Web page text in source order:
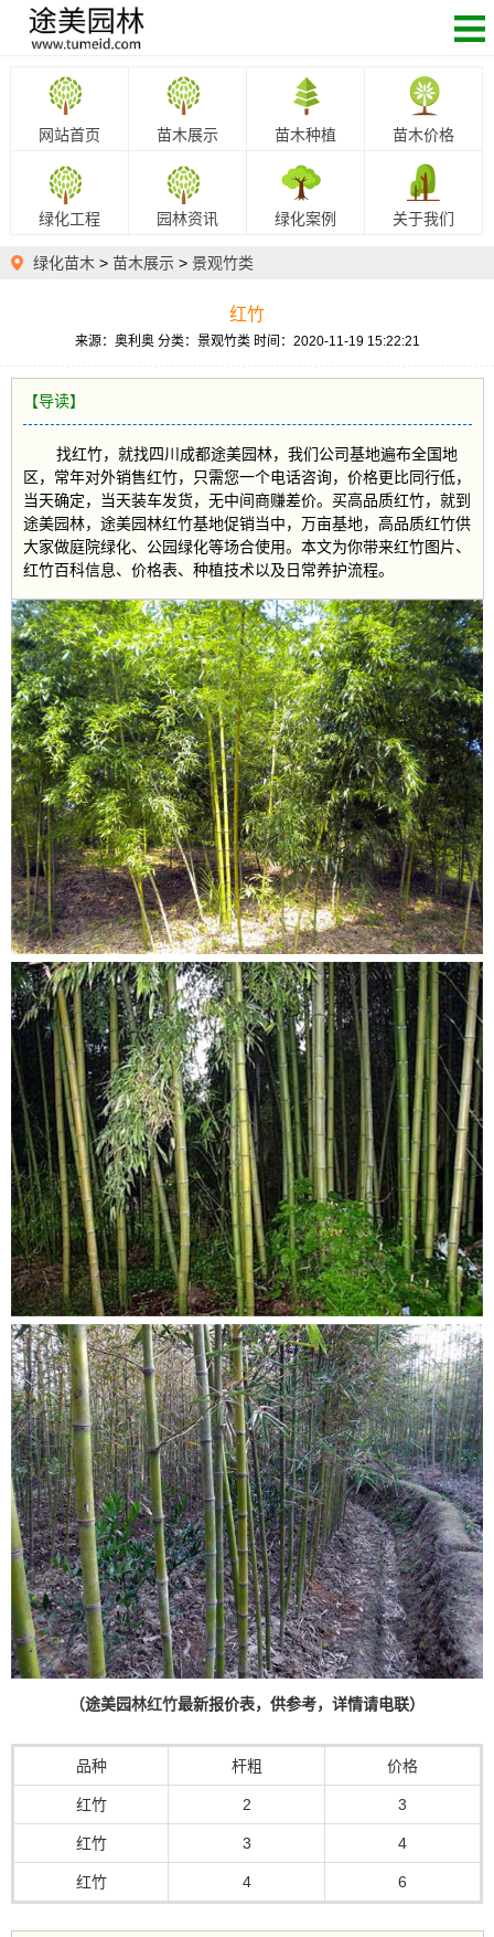
网站首页 苗木展示 苗木种植 苗木价格
绿化工程 园林资讯 绿化案例 关于我们
绿化苗木 > 苗木展示 > 景观竹类
红竹
来源：奥利奥 分类：景观竹类 时间：2020-11-19 15:22:21
【导读】
找红竹，就找四川成都途美园林，我们公司基地遍布全国地
区，常年对外销售红竹，只需您一个电话咨询，价格更比同行低，
当天确定，当天装车发货，无中间商赚差价。买高品质红竹，就到
途美园林，途美园林红竹基地促销当中，万亩基地，高品质红竹供
大家做庭院绿化、公园绿化等场合使用。本文为你带来红竹图片、
红竹百科信息、价格表、种植技术以及日常养护流程。
（途美园林红竹最新报价表，供参考，详情请电联）
品种 杆粗 价格
红竹 2 3
红竹 3 4
红竹 4 6